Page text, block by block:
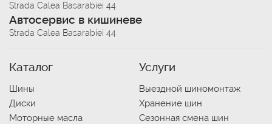
Strada Calea Basarabiei 44
Автосервис в кишиневе
Strada Calea Basarabiei 44
Каталог
Шины
Диски
Моторные масла
Услуги
Выездной шиномонтаж
Хранение шин
Сезонная смена шин